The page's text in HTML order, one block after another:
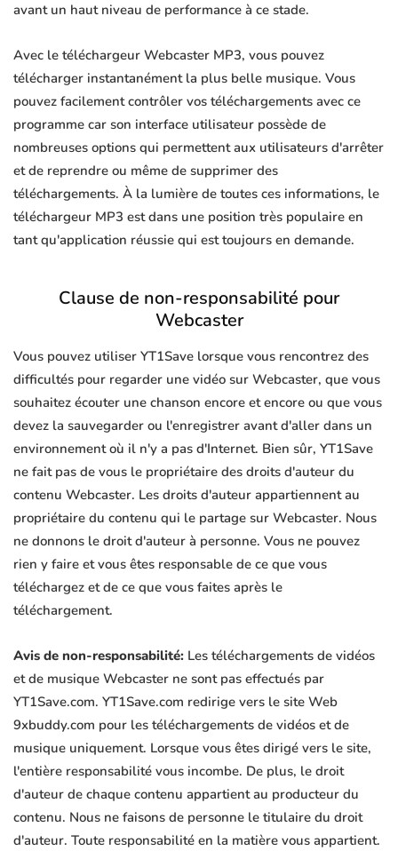
avant un haut niveau de performance à ce stade.
Avec le téléchargeur Webcaster MP3, vous pouvez
télécharger instantanément la plus belle musique. Vous
pouvez facilement contrôler vos téléchargements avec ce
programme car son interface utilisateur possède de
nombreuses options qui permettent aux utilisateurs d'arrêter
et de reprendre ou même de supprimer des
téléchargements. À la lumière de toutes ces informations, le
téléchargeur MP3 est dans une position très populaire en
tant qu'application réussie qui est toujours en demande.
Clause de non-responsabilité pour
Webcaster
Vous pouvez utiliser YT1Save lorsque vous rencontrez des
difficultés pour regarder une vidéo sur Webcaster, que vous
souhaitez écouter une chanson encore et encore ou que vous
devez la sauvegarder ou l'enregistrer avant d'aller dans un
environnement où il n'y a pas d'Internet. Bien sûr, YT1Save
ne fait pas de vous le propriétaire des droits d'auteur du
contenu Webcaster. Les droits d'auteur appartiennent au
propriétaire du contenu qui le partage sur Webcaster. Nous
ne donnons le droit d'auteur à personne. Vous ne pouvez
rien y faire et vous êtes responsable de ce que vous
téléchargez et de ce que vous faites après le
téléchargement.
Avis de non-responsabilité: Les téléchargements de vidéos
et de musique Webcaster ne sont pas effectués par
YT1Save.com. YT1Save.com redirige vers le site Web
9xbuddy.com pour les téléchargements de vidéos et de
musique uniquement. Lorsque vous êtes dirigé vers le site,
l'entière responsabilité vous incombe. De plus, le droit
d'auteur de chaque contenu appartient au producteur du
contenu. Nous ne faisons de personne le titulaire du droit
d'auteur. Toute responsabilité en la matière vous appartient.